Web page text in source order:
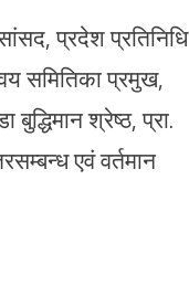
प्रदेश प्रतिनिधि
समितिका प्रमुख,
श्रेष्ठ, प्रा.
एवं वर्तमान